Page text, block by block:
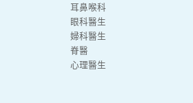
耳鼻喉科
眼科醫生
婦科醫生
脊醫
心理醫生